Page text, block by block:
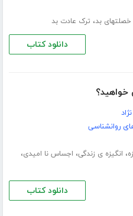
بد، ترک عادت بد
دانلود کتاب
خواهید؟
روانشناسی
، انگیزه ی زندگی، اجساس نا امیدی،
دانلود کتاب